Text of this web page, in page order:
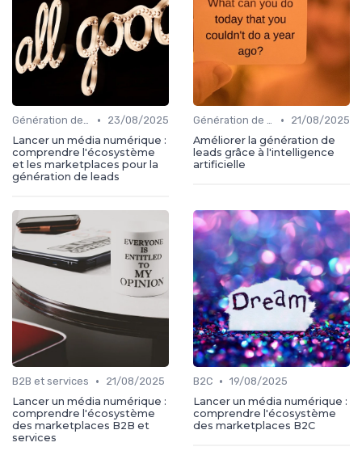
Génération de leads •
23/08/2025
Lancer un média numérique :
comprendre l'écosystème
et les marketplaces pour la
génération de leads
Génération de leads •
21/08/2025
Améliorer la génération de
leads grâce à l'intelligence
artificielle
B2B et services •
21/08/2025
Lancer un média numérique :
comprendre l'écosystème
des marketplaces B2B et
services
B2C • 19/08/2025
Lancer un média numérique :
comprendre l'écosystème
des marketplaces B2C